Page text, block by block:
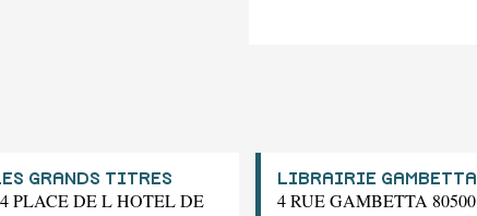
GRANDS TITRES
PLACE DE L HOTEL DE
LIBRAIRIE GAMBETTA
4 RUE GAMBETTA 80500